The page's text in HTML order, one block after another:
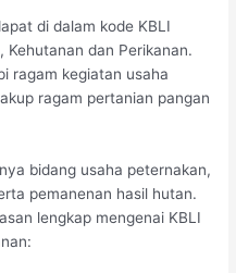
di dalam kode KBLI
dan Perikanan.
ragam kegiatan usaha
ragam pertanian pangan
bidang usaha peternakan,
pemanenan hasil hutan.
lengkap mengenai KBLI